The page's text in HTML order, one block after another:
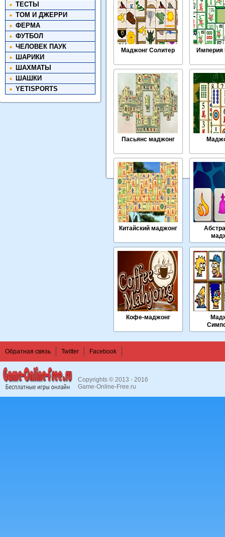
ТЕСТЫ
ТОМ И ДЖЕРРИ
ФЕРМА
ФУТБОЛ
ЧЕЛОВЕК ПАУК
ШАРИКИ
ШАХМАТЫ
ШАШКИ
YETISPORTS
Маджонг Солитер Империя
Пасьянс маджонг
Китайский маджонг
Кофе-маджонг
Обратная связь Twitter Facebook
Copyrights © 2013 - 2016
Game-Online-Free.ru